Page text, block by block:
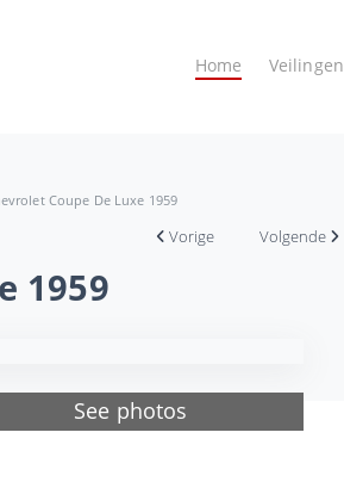
Home Veilingen
Coupe De Luxe 1959
Vorige Volgende
1959
See photos